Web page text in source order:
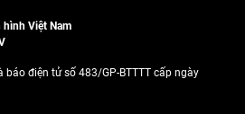
hình Việt Nam
điện tử số 483/GP-BTTTT cấp ngày